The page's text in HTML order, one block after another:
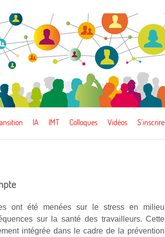
IA IMT Colloques Vidéos S’inscrire
ont été menées sur le stress en milieu
sur la santé des travailleurs. Cette
intégrée dans le cadre de la prévention